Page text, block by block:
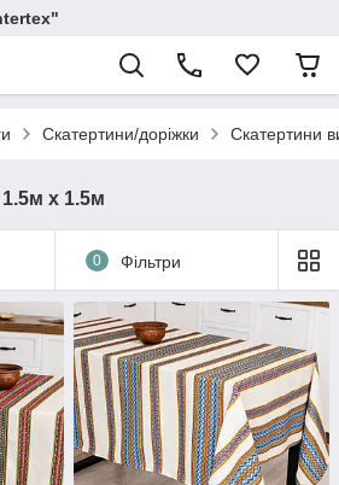
Скатертини/доріжки Скатертини
х 1.5м
0 Фільтри